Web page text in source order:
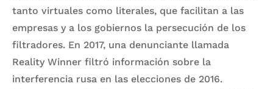
tanto virtuales como literales, que facilitan a las
empresas y a los gobiernos la persecución de los
filtradores. En 2017, una denunciante llamada
Reality Winner filtró información sobre la
interferencia rusa en las elecciones de 2016.